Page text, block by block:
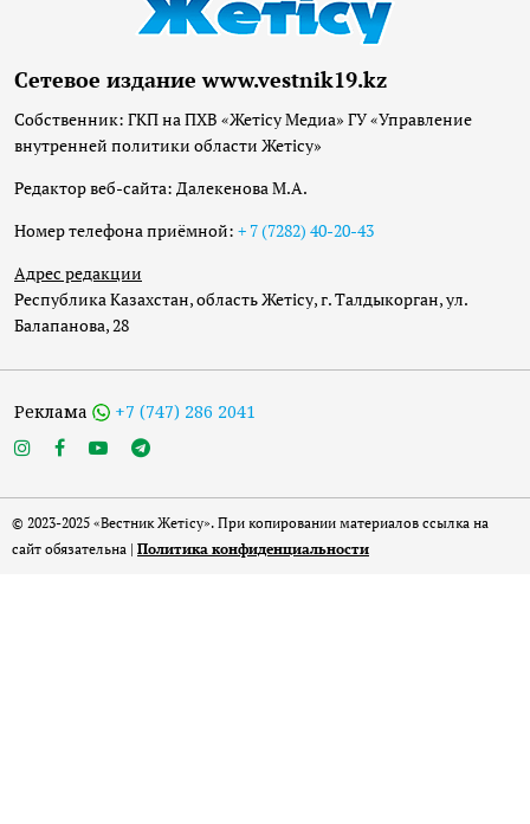
Сетевое издание www.vestnik19.kz
Собственник: ГКП на ПХВ «Жетісу Медиа» ГУ «Управление
внутренней политики области Жетісу»
Редактор веб-сайта: Далекенова М.А.
Номер телефона приёмной: + 7 (7282) 40-20-43
Адрес редакции
Республика Казахстан, область Жетісу, г. Талдыкорган, ул.
Балапанова, 28
Реклама +7 (747) 286 2041
© 2023-2025 «Вестник Жетісу». При копировании материалов ссылка на
сайт обязательна | Политика конфиденциальности